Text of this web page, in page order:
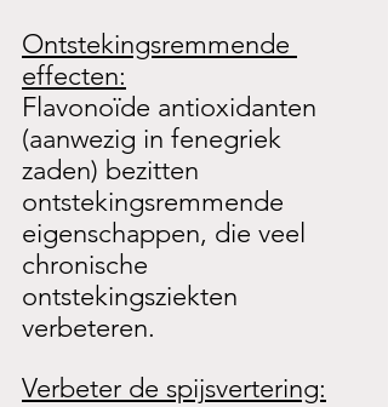
Ontstekingsremmende
effecten:
Flavonoïde antioxidanten
(aanwezig in fenegriek
zaden) bezitten
ontstekingsremmende
eigenschappen, die veel
chronische
ontstekingsziekten
verbeteren.
Verbeter de spijsvertering: